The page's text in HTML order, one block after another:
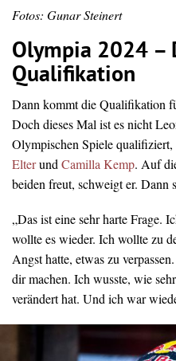
Fotos: Gunar Steinert
Olympia 2024 –
Qualifikation
Dann kommt die Qualifikation
Doch dieses Mal ist es nicht
Olympischen Spiele qualifiziert,
ElterundCamilla Kemp. Auf
beiden freut, schweigt er. Dann
„Das ist eine sehr harte Frage.
wollte es wieder. Ich wollte zu
Angst hatte, etwas zu
dir machen. Ich wusste, wie
verändert hat. Und ich war